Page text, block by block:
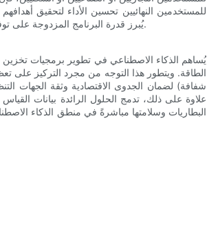
للمستخدمين النهائيين تحسين الأداء لتحقيق
يُبرز قدرة البرنامج المزدوجة على توفير موثوقية الشبكة على مستوى الشبكة ككل، بالإضافة إلى قيمة مُخصصة لكل مستخدم.
يُساهم الذكاء الاصطناعي في تطوير برمجيات
الطاقة. ويتطور هذا التوجه من مجرد التركيز على
شفافة) لضمان الجدوى الاقتصادية وثقة الجهات
علاوة على ذلك، تدمج الحلول الرائدة بيانات
البطاريات وسلامتها مباشرةً في منطق الذكاء